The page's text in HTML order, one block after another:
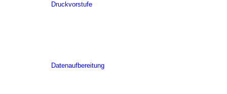
Druckvorstufe
Datenaufbereitung